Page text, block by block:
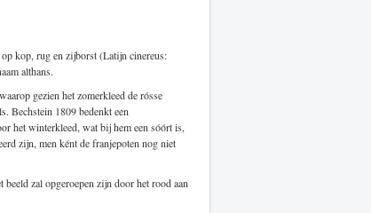
kop, rug en zijborst (Latijn cinereus:
althans.
gezien het zomerkleed de rósse
Bechstein 1809 bedenkt een
het winterkleed, wat bij hem een sóórt is,
zijn, men ként de franjepoten nog niet
zal opgeroepen zijn door het rood aan